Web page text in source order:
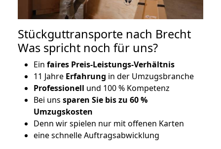
Stückguttransporte nach Brecht
Was spricht noch für uns?
Ein faires Preis-Leistungs-Verhältnis
11 Jahre Erfahrung in der Umzugsbranche
Professionell und 100 % Kompetenz
Bei uns sparen Sie bis zu 60 %
Umzugskosten
Denn wir spielen nur mit offenen Karten
eine schnelle Auftragsabwicklung